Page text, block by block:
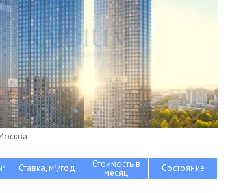
2 Ставка, м2/год Стоимость в
месяц Состояние